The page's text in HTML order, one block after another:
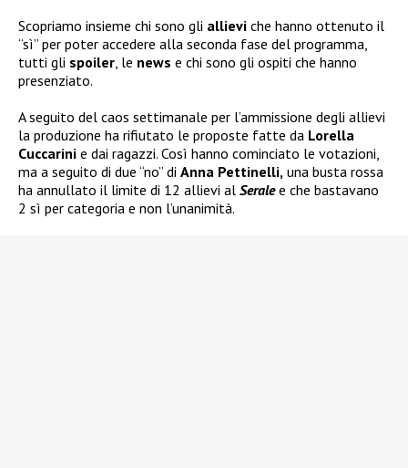
Scopriamo insieme chi sono gli allievi che hanno ottenuto il
“sì” per poter accedere alla seconda fase del programma,
tutti gli spoiler, le news e chi sono gli ospiti che hanno
presenziato.
A seguito del caos settimanale per l’ammissione degli allievi
la produzione ha rifiutato le proposte fatte da Lorella
Cuccarini e dai ragazzi. Così hanno cominciato le votazioni,
ma a seguito di due “no” di Anna Pettinelli, una busta rossa
ha annullato il limite di 12 allievi al Seralee che bastavano
2 sì per categoria e non l’unanimità.